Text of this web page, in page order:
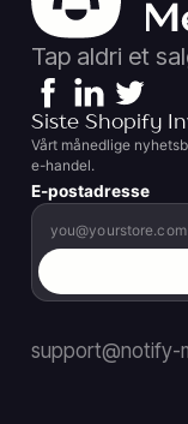
Tap aldri et
Siste Shopify
Vårt månedlige
e-handel.
E-postadresse
support@notify-